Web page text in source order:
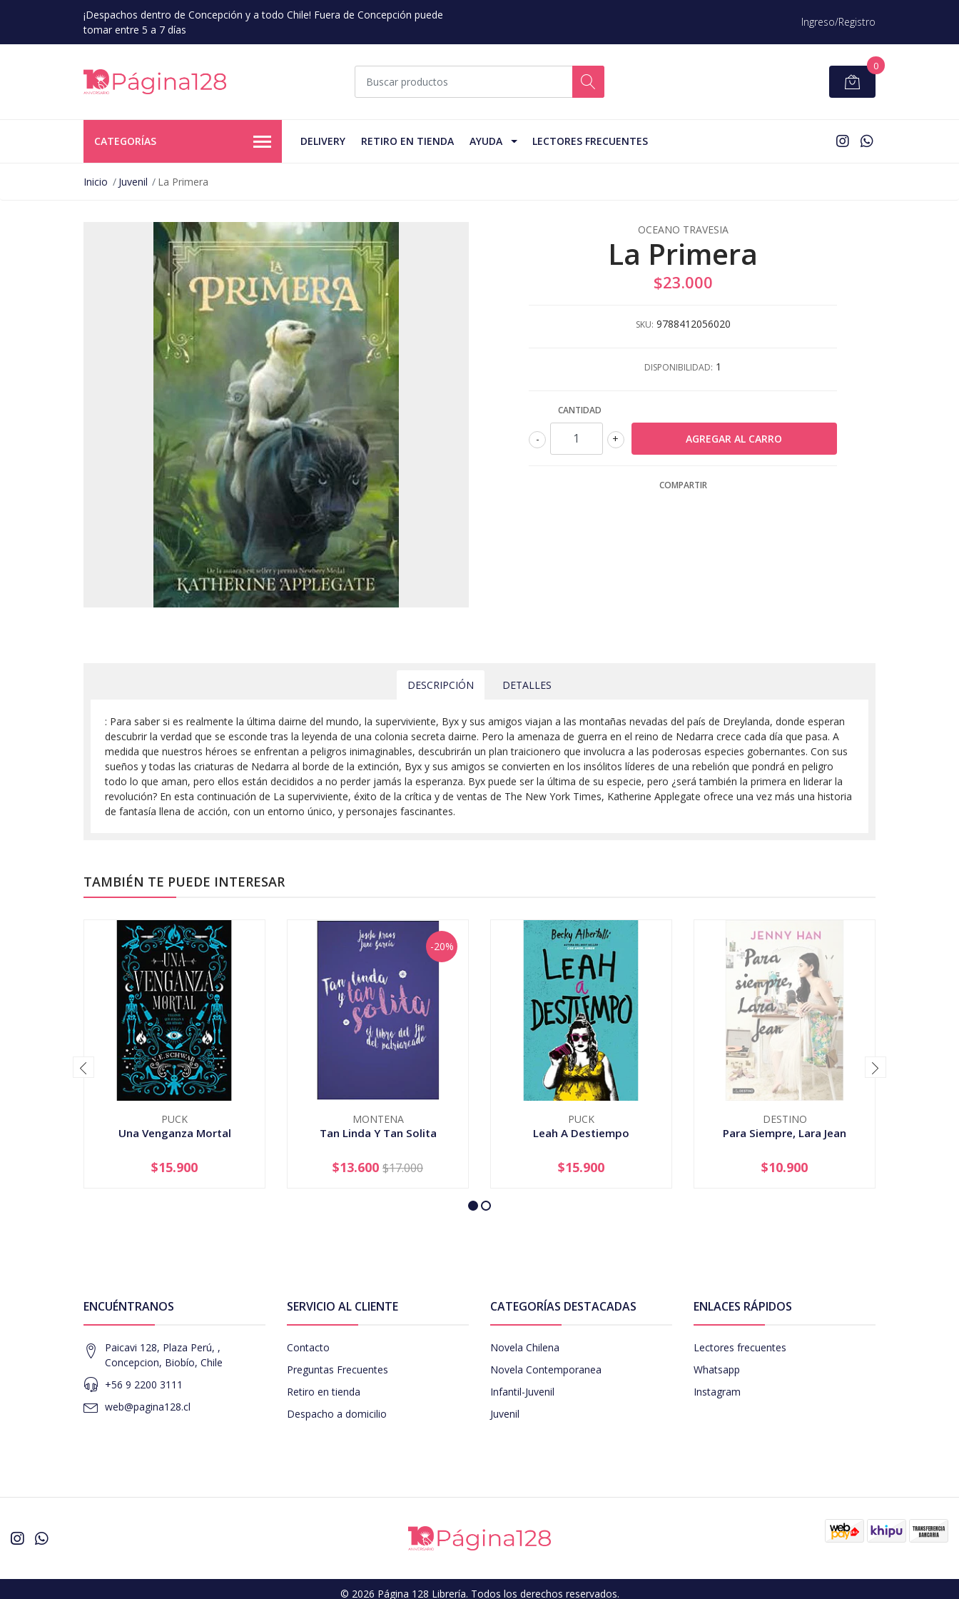
¡Despachos dentro de Concepción y a todo Chile! Fuera de Concepción puede
tomar entre 5 a 7 días
Ingreso/Registro
0
CATEGORÍAS DELIVERY RETIRO EN TIENDA AYUDA LECTORES FRECUENTES
Inicio Juvenil La Primera
OCEANO TRAVESIA
La Primera
$23.000
SKU: 9788412056020
DISPONIBILIDAD: 1
CANTIDAD
+
-
COMPARTIR
DESCRIPCIÓN DETALLES
: Para saber si es realmente la última dairne del mundo, la superviviente, Byx y sus amigos viajan a las montañas nevadas del país de Dreylanda, donde esperan
descubrir la verdad que se esconde tras la leyenda de una colonia secreta dairne. Pero la amenaza de guerra en el reino de Nedarra crece cada día que pasa. A
medida que nuestros héroes se enfrentan a peligros inimaginables, descubrirán un plan traicionero que involucra a las poderosas especies gobernantes. Con sus
sueños y todas las criaturas de Nedarra al borde de la extinción, Byx y sus amigos se convierten en los insólitos líderes de una rebelión que pondrá en peligro
todo lo que aman, pero ellos están decididos a no perder jamás la esperanza. Byx puede ser la última de su especie, pero ¿será también la primera en liderar la
revolución? En esta continuación de La superviviente, éxito de la crítica y de ventas de The New York Times, Katherine Applegate ofrece una vez más una historia
de fantasía llena de acción, con un entorno único, y personajes fascinantes.
TAMBIÉN TE PUEDE INTERESAR
PUCK
Una Venganza Mortal
+
$15.900
-20%
MONTENA
Tan Linda Y Tan Solita
+
$13.600 $17.000
PUCK
Leah A Destiempo
+
$15.900
DESTINO
Para Siempre, Lara Jean
AGOTADO
$10.900
ENCUÉNTRANOS
Paicavi 128, Plaza Perú, ,
Concepcion, Biobío, Chile
+56 9 2200 3111
web@pagina128.cl
SERVICIO AL CLIENTE
Contacto
Preguntas Frecuentes
Retiro en tienda
Despacho a domicilio
CATEGORÍAS DESTACADAS
Novela Chilena
Novela Contemporanea
Infantil-Juvenil
Juvenil
ENLACES RÁPIDOS
Lectores frecuentes
Whatsapp
Instagram
© 2026 Página 128 Librería. Todos los derechos reservados.